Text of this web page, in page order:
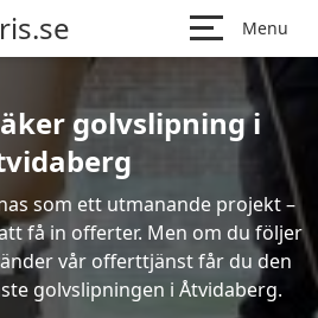
Menu
golvslipning i
som ett utmanande projekt –
få in offerter. Men om du följer
vår offerttjänst får du den
golvslipningen i Åtvidaberg.